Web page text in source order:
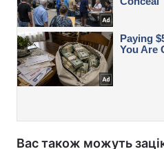
Вас також можуть